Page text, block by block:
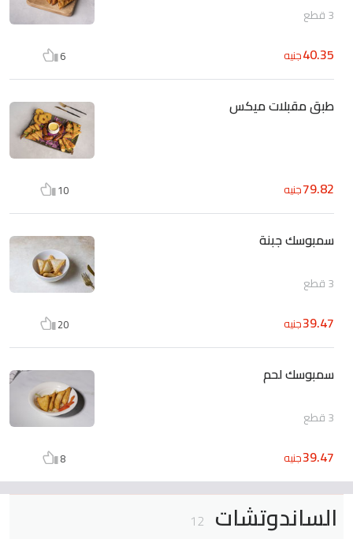
3 قطع
40.35جنيه 6
طبق مقبلات ميكس
79.82جنيه 10
سمبوسك جبنة
3 قطع
39.47جنيه 20
سمبوسك لحم
3 قطع
39.47جنيه 8
الساندوتشات 12